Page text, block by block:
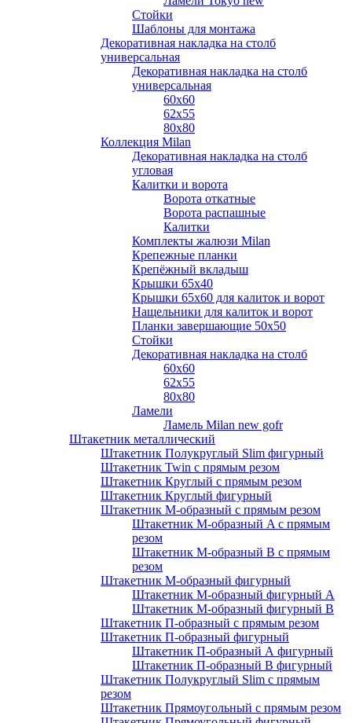
Стойки
Шаблоны для монтажа
Декоративная накладка на столб
универсальная
Декоративная накладка на столб
универсальная
60х60
62х55
80х80
Коллекция Milan
Декоративная накладка на столб
угловая
Калитки и ворота
Ворота откатные
Ворота распашные
Калитки
Комплекты жалюзи Milan
Крепежные планки
Крепёжный вкладыш
Крышки 65х40
Крышки 65х60 для калиток и ворот
Нащельники для калиток и ворот
Планки завершающие 50х50
Стойки
Декоративная накладка на столб
60х60
62х55
80х80
Ламели
Ламель Milan new gofr
Штакетник металлический
Штакетник Полукруглый Slim фигурный
Штакетник Twin с прямым резом
Штакетник Круглый с прямым резом
Штакетник Круглый фигурный
Штакетник М-образный с прямым резом
Штакетник М-образный A с прямым
резом
Штакетник М-образный B с прямым
резом
Штакетник М-образный фигурный
Штакетник М-образный фигурный A
Штакетник М-образный фигурный B
Штакетник П-образный с прямым резом
Штакетник П-образный фигурный
Штакетник П-образный А фигурный
Штакетник П-образный В фигурный
Штакетник Полукруглый Slim с прямым
резом
Штакетник Прямоугольный с прямым резом